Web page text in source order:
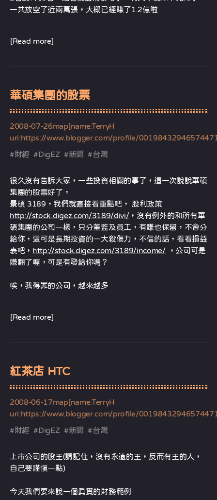
一共放空了近兩萬張，大概已經賺了1.2億啦
[Read more]
華碩集團的股票
2008-07-26map[name:TerryH
uri:https://www.blogger.com/profile/
#財經 #DigEZ #新聞 #台灣
很久沒有告訴大家，一些投資相關的事了，這一次說說華碩
集團的股票好了，
景碩 3189，我們就直接看重點吧， 股利政策
http://stock.digez.com/3189/divi/ ，沒有例外的和所有華
碩集團的公司一樣，只分董監及員工，有賺也保留，不會分
給你，這可是長期投資的一大殺傷力，不信的話，看看損益
表吧， http://stock.digez.com/3189/income/ ，公司可是
賺翻了喔，可是有發給你嗎？
唉，我得罪的公司，越來越多
[Read more]
紅茶店 HTC
2008-06-17map[name:TerryH
uri:https://www.blogger.com/profile/
#財經 #DigEZ #新聞 #台灣
上市公司的股王(請記住，沒有永遠的王，反而有王的人，
自己要謹慎一點)
今天我們要來說一個真實的財務範例